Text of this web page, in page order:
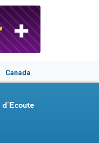
Canada